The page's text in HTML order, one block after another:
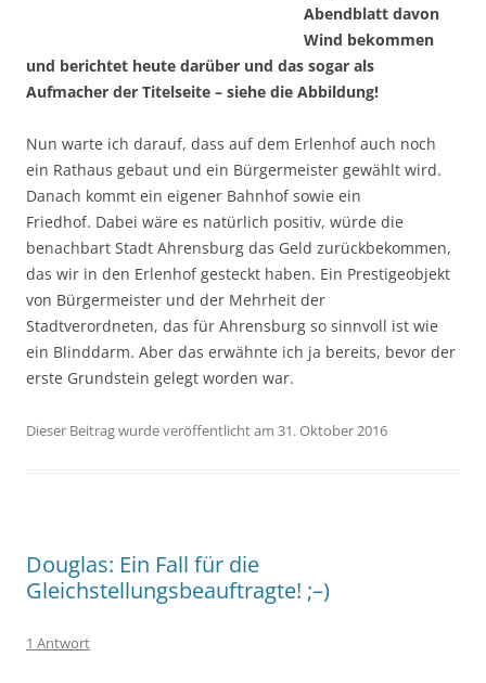
Abendblatt davon
Wind bekommen
und berichtet heute darüber und das sogar als
Aufmacher der Titelseite – siehe die Abbildung!
Nun warte ich darauf, dass auf dem Erlenhof auch noch
ein Rathaus gebaut und ein Bürgermeister gewählt wird.
Danach kommt ein eigener Bahnhof sowie ein
Friedhof. Dabei wäre es natürlich positiv, würde die
benachbart Stadt Ahrensburg das Geld zurückbekommen,
das wir in den Erlenhof gesteckt haben. Ein Prestigeobjekt
von Bürgermeister und der Mehrheit der
Stadtverordneten, das für Ahrensburg so sinnvoll ist wie
ein Blinddarm. Aber das erwähnte ich ja bereits, bevor der
erste Grundstein gelegt worden war.
Dieser Beitrag wurde veröffentlicht am 31. Oktober 2016
Douglas: Ein Fall für die
Gleichstellungsbeauftragte! ;–)
1 Antwort